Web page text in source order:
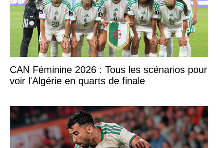
CAN Féminine 2026 : Tous les scénarios pour
voir l'Algérie en quarts de finale